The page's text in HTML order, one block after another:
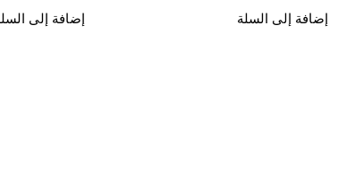
إضافة إلى السلة